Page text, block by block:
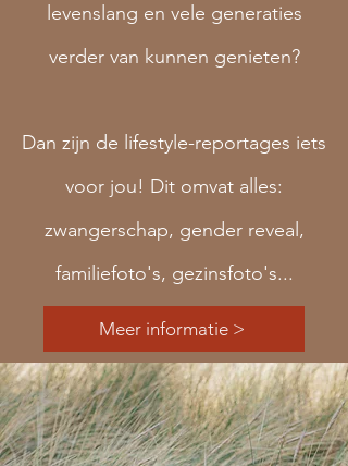
levenslang en vele generaties
verder van kunnen genieten?​
Dan zijn de lifestyle-reportages iets
voor jou! Dit omvat alles:
zwangerschap, gender reveal,
familiefoto's, gezinsfoto's...
Meer informatie >